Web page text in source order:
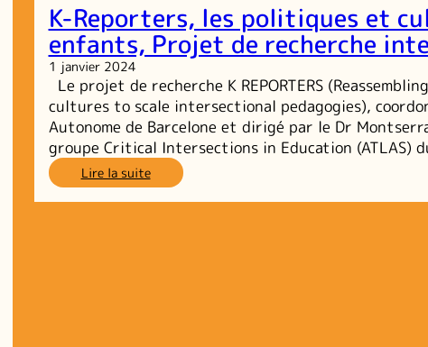
K-Reporters, les politiques et
enfants, Projet de recherche
1 janvier 2024
Le projet de recherche K REPORTERS
cultures to scale intersectional pedagogies),
Autonome de Barcelone et dirigé par le Dr
groupe Critical Intersections in Education (ATLAS)
Lire la suite:
K-
Reporters,